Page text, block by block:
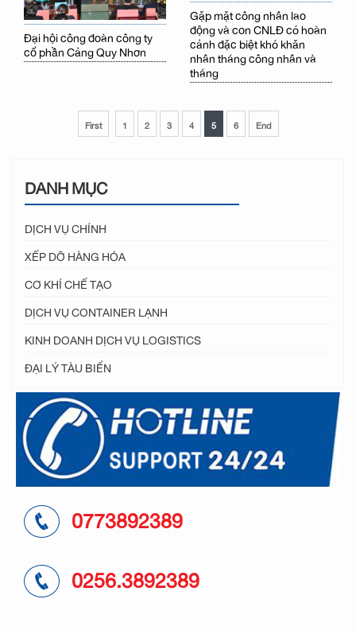
Đại hội công đoàn công ty
cổ phần Cảng Quy Nhơn
Gặp mặt công nhân lao
động và con CNLĐ có hoàn
cảnh đặc biệt khó khăn
nhân tháng công nhân và
tháng
First 1 2 3 4 5 6 End
DANH MỤC
DỊCH VỤ CHÍNH
XẾP DỠ HÀNG HÓA
CƠ KHÍ CHẾ TẠO
DỊCH VỤ CONTAINER LẠNH
KINH DOANH DỊCH VỤ LOGISTICS
ĐẠI LÝ TÀU BIỂN
0773892389
0256.3892389